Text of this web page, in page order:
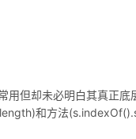
但却未必明白其真正
和方法